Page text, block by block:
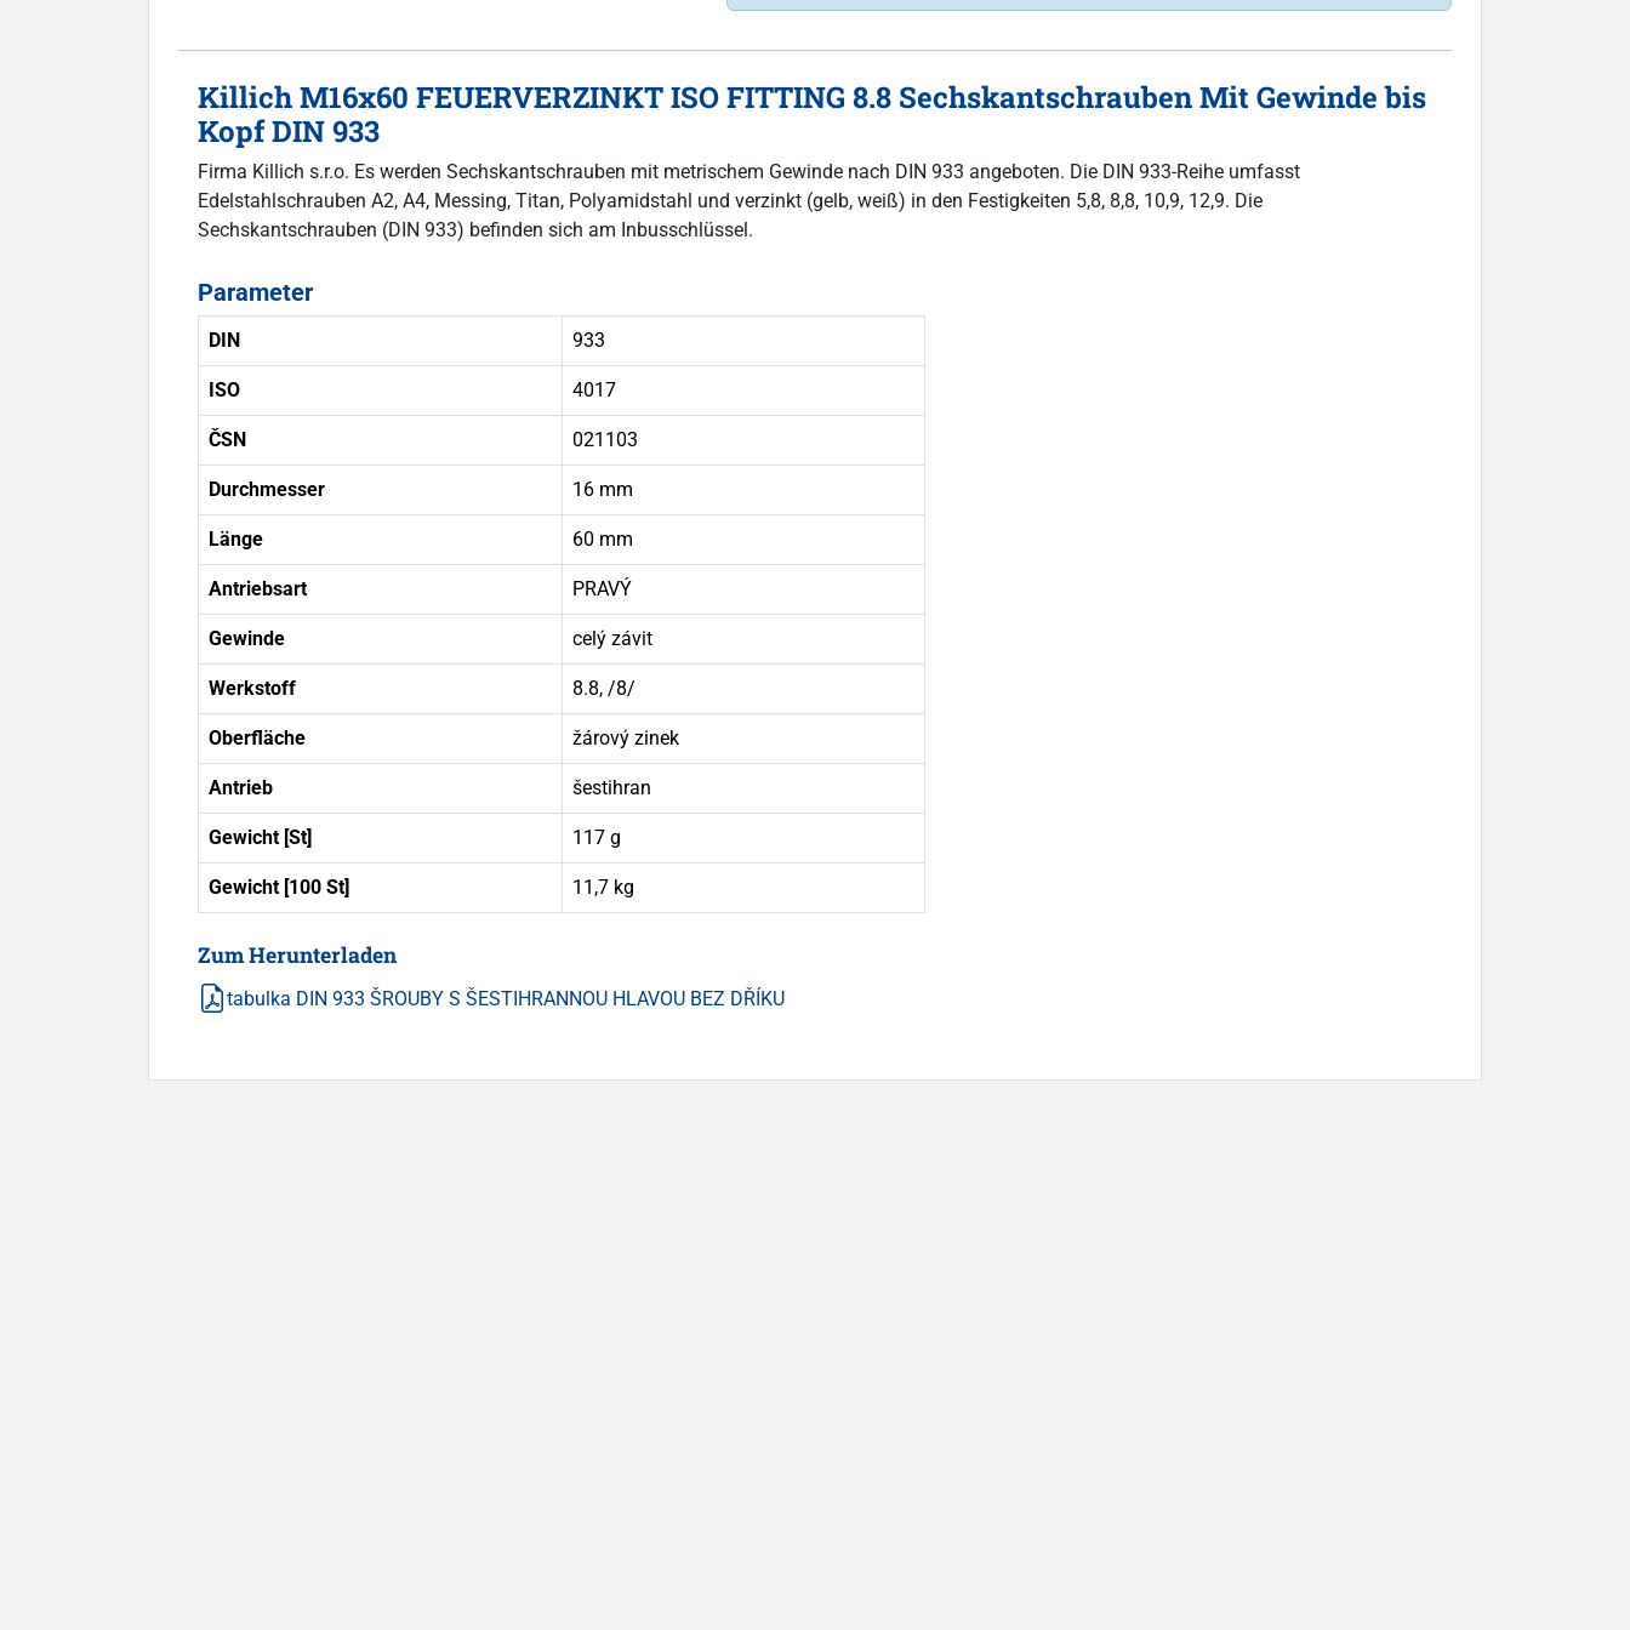
Killich M16x60 FEUERVERZINKT ISO FITTING 8.8 Sechskantschrauben Mit Gewinde bis
Kopf DIN 933
Firma Killich s.r.o. Es werden Sechskantschrauben mit metrischem Gewinde nach DIN 933 angeboten. Die DIN 933-Reihe umfasst
Edelstahlschrauben A2, A4, Messing, Titan, Polyamidstahl und verzinkt (gelb, weiß) in den Festigkeiten 5,8, 8,8, 10,9, 12,9. Die
Sechskantschrauben (DIN 933) befinden sich am Inbusschlüssel.
Parameter
DIN 933
ISO 4017
ČSN 021103
Durchmesser 16 mm
Länge 60 mm
Antriebsart PRAVÝ
Gewinde celý závit
Werkstoff 8.8, /8/
Oberfläche žárový zinek
Antrieb šestihran
Gewicht [St] 117 g
Gewicht [100 St] 11,7 kg
Zum Herunterladen
tabulka DIN 933 ŠROUBY S ŠESTIHRANNOU HLAVOU BEZ DŘÍKU